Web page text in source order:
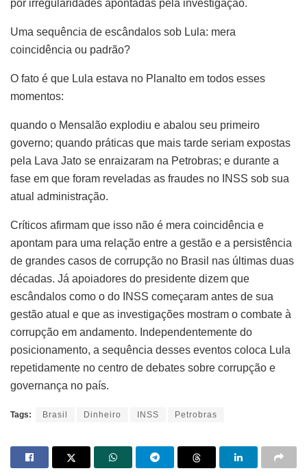
por irregularidades apontadas pela investigação.
Uma sequência de escândalos sob Lula: mera
coincidência ou padrão?
O fato é que Lula estava no Planalto em todos esses
momentos:
quando o Mensalão explodiu e abalou seu primeiro
governo; quando práticas que mais tarde seriam expostas
pela Lava Jato se enraizaram na Petrobras; e durante a
fase em que foram reveladas as fraudes no INSS sob sua
atual administração.
Críticos afirmam que isso não é mera coincidência e
apontam para uma relação entre a gestão e a persistência
de grandes casos de corrupção no Brasil nas últimas duas
décadas. Já apoiadores do presidente dizem que
escândalos como o do INSS começaram antes de sua
gestão atual e que as investigações mostram o combate à
corrupção em andamento. Independentemente do
posicionamento, a sequência desses eventos coloca Lula
repetidamente no centro de debates sobre corrupção e
governança no país.
Tags: Brasil Dinheiro INSS Petrobras